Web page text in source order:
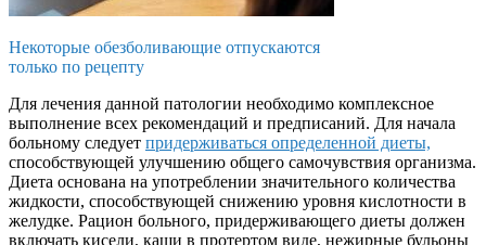
Некоторые обезболивающие отпускаются
только по рецепту
Для лечения данной патологии необходимо комплексное
выполнение всех рекомендаций и предписаний. Для начала
больному следует придерживаться определенной диеты,
способствующей улучшению общего самочувствия организма.
Диета основана на употреблении значительного количества
жидкости, способствующей снижению уровня кислотности в
желудке. Рацион больного, придерживающего диеты должен
включать кисели, каши в протертом виде, нежирные бульоны